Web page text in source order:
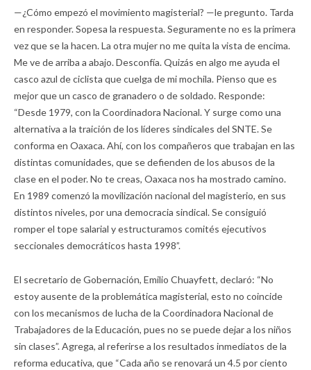
—¿Cómo empezó el movimiento magisterial? —le pregunto. Tarda
en responder. Sopesa la respuesta. Seguramente no es la primera
vez que se la hacen. La otra mujer no me quita la vista de encima.
Me ve de arriba a abajo. Desconfía. Quizás en algo me ayuda el
casco azul de ciclista que cuelga de mi mochila. Pienso que es
mejor que un casco de granadero o de soldado. Responde:
“Desde 1979, con la Coordinadora Nacional. Y surge como una
alternativa a la traición de los líderes sindicales del SNTE. Se
conforma en Oaxaca. Ahí, con los compañeros que trabajan en las
distintas comunidades, que se defienden de los abusos de la
clase en el poder. No te creas, Oaxaca nos ha mostrado camino.
En 1989 comenzó la movilización nacional del magisterio, en sus
distintos niveles, por una democracia sindical. Se consiguió
romper el tope salarial y estructuramos comités ejecutivos
seccionales democráticos hasta 1998”.
El secretario de Gobernación, Emilio Chuayfett, declaró: “No
estoy ausente de la problemática magisterial, esto no coincide
con los mecanismos de lucha de la Coordinadora Nacional de
Trabajadores de la Educación, pues no se puede dejar a los niños
sin clases”. Agrega, al referirse a los resultados inmediatos de la
reforma educativa, que “Cada año se renovará un 4.5 por ciento